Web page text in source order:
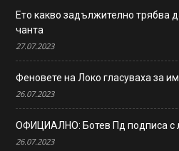
Ето какво задължително трябва
чанта
27.07.2023
Феновете на Локо гласуваха за
26.07.2023
ОФИЦИАЛНО: Ботев Пд подписа с
26.07.2023